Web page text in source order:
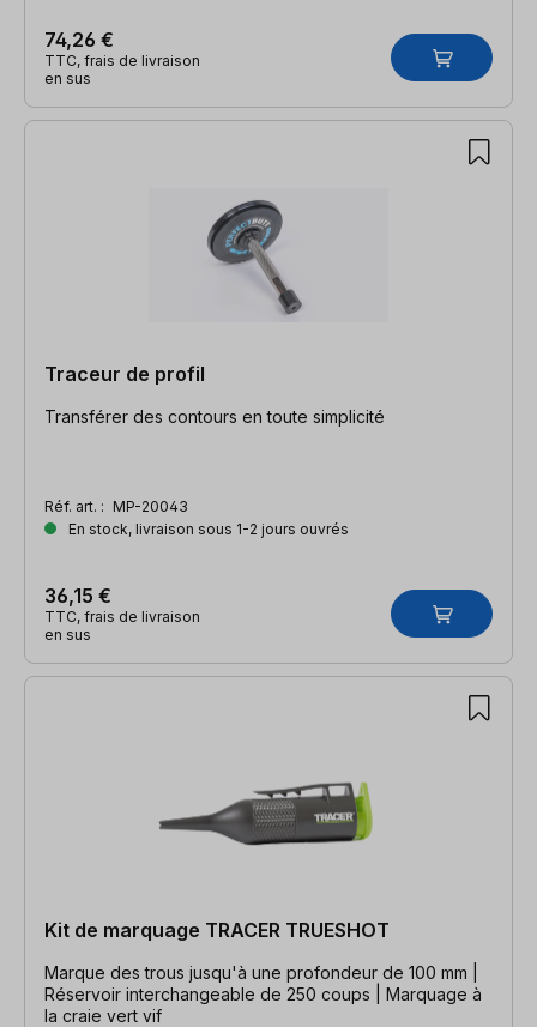
74,26 €
TTC, frais de livraison
en sus
Traceur de profil
Transférer des contours en toute simplicité
Réf. art. : MP-20043
En stock, livraison sous 1-2 jours ouvrés
36,15 €
TTC, frais de livraison
en sus
Kit de marquage TRACER TRUESHOT
Marque des trous jusqu'à une profondeur de 100 mm |
Réservoir interchangeable de 250 coups | Marquage à
la craie vert vif